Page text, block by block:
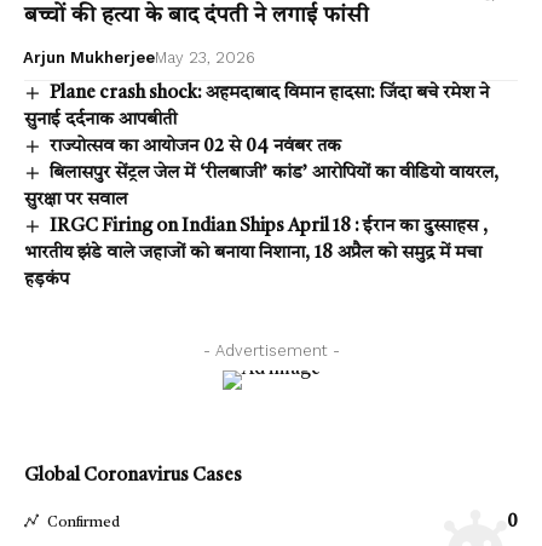
बच्चों की हत्या के बाद दंपती ने लगाई फांसी
Arjun MukherjeeMay 23, 2026
Plane crash shock: अहमदाबाद विमान हादसा: जिंदा बचे रमेश ने
सुनाई दर्दनाक आपबीती
राज्योत्सव का आयोजन 02 से 04 नवंबर तक
बिलासपुर सेंट्रल जेल में ‘रीलबाजी’ कांड’ आरोपियों का वीडियो वायरल,
सुरक्षा पर सवाल
IRGC Firing on Indian Ships April 18 : ईरान का दुस्साहस ,
भारतीय झंडे वाले जहाजों को बनाया निशाना, 18 अप्रैल को समुद्र में मचा
हड़कंप
- Advertisement -
Global Coronavirus Cases
Confirmed 0